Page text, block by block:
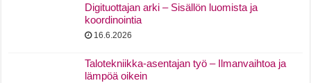
Digituottajan arki – Sisällön luomista ja
koordinointia
16.6.2026
Talotekniikka-asentajan työ – Ilmanvaihtoa ja
lämpöä oikein